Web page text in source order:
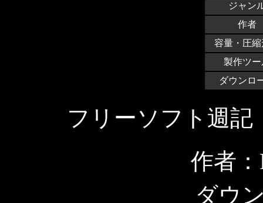
ジャン
作者
容量・圧縮
製作ツー
ダウンロ
フリーソフト週
作者
ダウ